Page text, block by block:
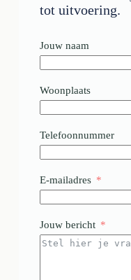
tot uitvoering.
Jouw naam
Woonplaats
Telefoonnummer
E-mailadres
Jouw bericht